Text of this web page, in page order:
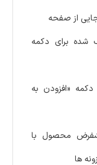
از صفحه
شده برای دکمه
دکمه «افزودن به
محصول با
ها